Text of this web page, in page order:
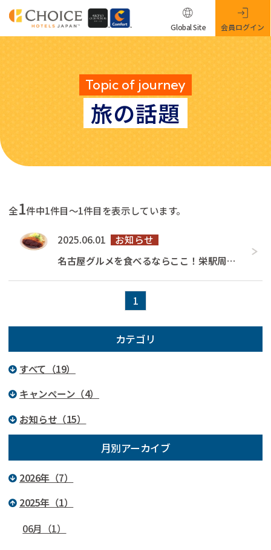
Topic of journey
旅の話題
Global Site 会員ログイン
全1件中1件目～1件目を表示しています。
2025.06.01
お知らせ
名古屋グルメを食べるならここ！栄駅周辺の人気のなごやめし
1
カテゴリ
すべて（19）
キャンペーン（4）
お知らせ（15）
月別アーカイブ
2026年（7）
2025年（1）
06月（1）